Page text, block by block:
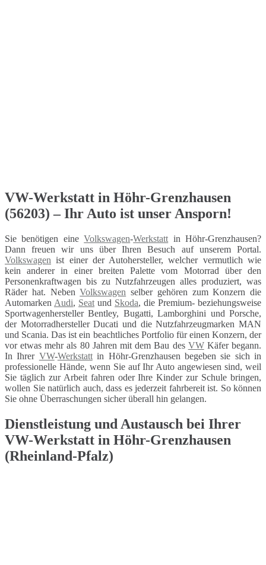
VW-Werkstatt in Höhr-Grenzhausen
(56203) – Ihr Auto ist unser Ansporn!
Sie benötigen eineVolkswagen-Werkstatt in Höhr-Grenzhausen?
Dann freuen wir uns über Ihren Besuch auf unserem Portal.
Volkswagen ist einer der Autohersteller, welcher vermutlich wie
kein anderer in einer breiten Palette vom Motorrad über den
Personenkraftwagen bis zu Nutzfahrzeugen alles produziert, was
Räder hat. NebenVolkswagen selber gehören zum Konzern die
Automarken Audi, Seat und Skoda, die Premium- beziehungsweise
Sportwagenhersteller Bentley, Bugatti, Lamborghini und Porsche,
der Motorradhersteller Ducati und die Nutzfahrzeugmarken MAN
und Scania. Das ist ein beachtliches Portfolio für einen Konzern, der
vor etwas mehr als 80 Jahren mit dem Bau des VWKäfer begann.
In Ihrer VW-Werkstattin Höhr-Grenzhausen begeben sie sich in
professionelle Hände, wenn Sie auf Ihr Auto angewiesen sind, weil
Sie täglich zur Arbeit fahren oder Ihre Kinder zur Schule bringen,
wollen Sie natürlich auch, dass es jederzeit fahrbereit ist. So können
Sie ohne Überraschungen sicher überall hin gelangen.
Dienstleistung und Austausch bei Ihrer
VW-Werkstatt in Höhr-Grenzhausen
(Rheinland-Pfalz)